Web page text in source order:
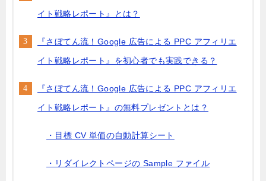
イト戦略レポート』とは？
『さぼてん流！Google 広告による PPC アフィリエ
イト戦略レポート』を初心者でも実践できる？
『さぼてん流！Google 広告による PPC アフィリエ
イト戦略レポート』の無料プレゼントとは？
・目標 CV 単価の自動計算シート
・リダイレクトページの Sample ファイル